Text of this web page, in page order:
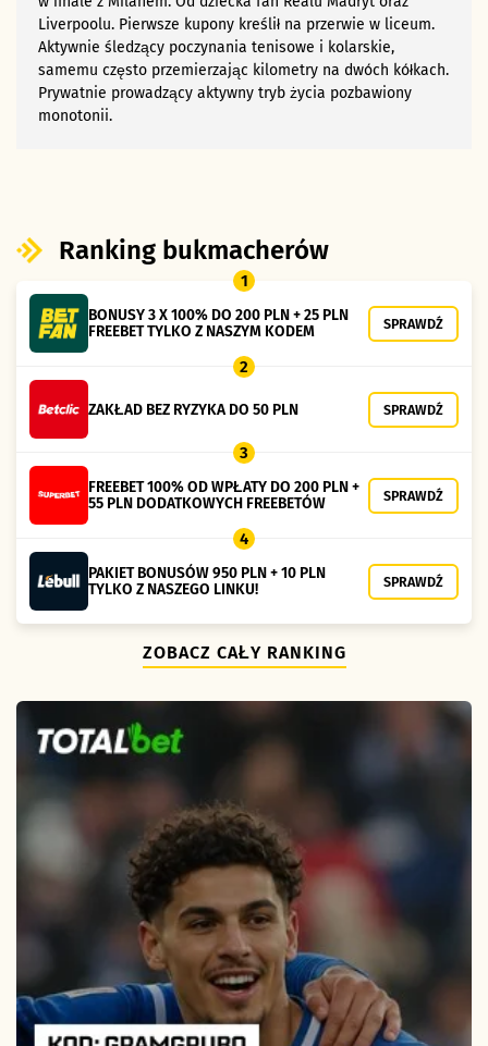
Liverpoolu. Pierwsze kupony kreślił na przerwie w liceum.
Aktywnie śledzący poczynania tenisowe i kolarskie,
samemu często przemierzając kilometry na dwóch kółkach.
Prywatnie prowadzący aktywny tryb życia pozbawiony
monotonii.
Ranking bukmacherów
1
BONUSY 3 X 100% DO 200 PLN + 25 PLN
FREEBET TYLKO Z NASZYM KODEM
SPRAWDŹ
2
ZAKŁAD BEZ RYZYKA DO 50 PLN SPRAWDŹ
3
FREEBET 100% OD WPŁATY DO 200 PLN +
55 PLN DODATKOWYCH FREEBETÓW
SPRAWDŹ
4
PAKIET BONUSÓW 950 PLN + 10 PLN
TYLKO Z NASZEGO LINKU!
SPRAWDŹ
ZOBACZ CAŁY RANKING